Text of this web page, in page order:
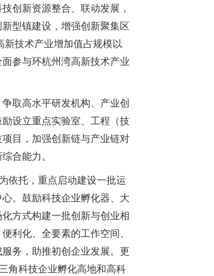
创新资源整合、联动发展，
型镇建设，增强创新聚集区
技术产业增加值占规模以
参与环杭州湾高新技术产业
取高水平研发机构、产业创
设立重点实验室、工程（技
目，加强创新链与产业链对
合能力。
依托，重点启动建设一批运
。鼓励科技企业孵化器、大
方式构建一批创新与创业相
利化、全要素的工作空间、
务，助推初创企业发展。更
角科技企业孵化高地和高科